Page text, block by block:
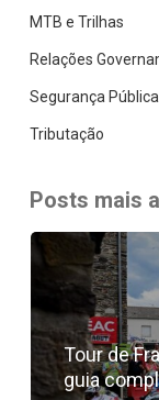
MTB e Trilhas
Relações
Segurança Pública
Tributação
Posts mais
Tour de
guia